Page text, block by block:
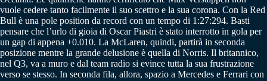
vuole cedere tanto facilmente il suo scettro e la sua corona. Con la Red
Bull è una pole position da record con un tempo di 1:27:294. Basti
pensare che l’urlo di gioia di Oscar Piastri è stato interrotto in gola per
un gap di appena +0.010. La McLaren, quindi, partirà in seconda
posizione mentre la grande delusione è quella di Norris. Il britannico,
nel Q3, va a muro e dal team radio si evince tutta la sua frustrazione
verso se stesso. In seconda fila, allora, spazio a Mercedes e Ferrari con